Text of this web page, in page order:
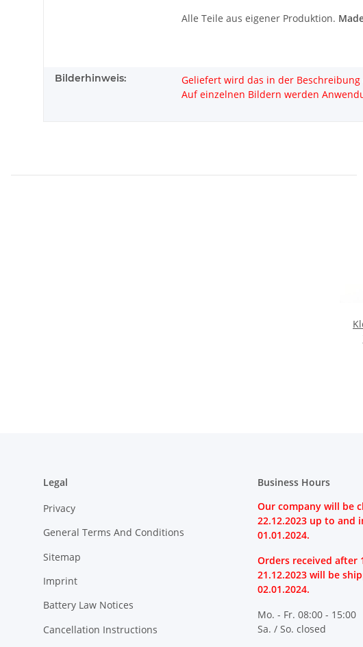
Alle Teile aus eigener Produktion.
Bilderhinweis:
Geliefert wird das in der
Auf einzelnen Bildern werden
Legal
Privacy
General Terms And Conditions
Sitemap
Imprint
Battery Law Notices
Cancellation Instructions
Business Hours
Our company will be
22.12.2023 up to and
01.01.2024.
Orders received after
21.12.2023 will be
02.01.2024.
Mo. - Fr. 08:00 - 15:00
Sa. / So. closed